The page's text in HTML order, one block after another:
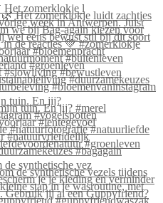
Het zomerklokje l
tuin. En jij?
synthetische vez